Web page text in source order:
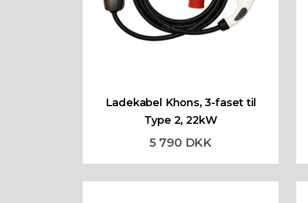
Ladekabel Khons, 3-faset til
Type 2, 22kW
5 790 DKK